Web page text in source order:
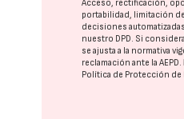
Acceso, rectificación,
portabilidad, limitación
decisiones
nuestro DPD. Si
se ajusta a la normativa
reclamación ante laAEPD.
Política de Protección de